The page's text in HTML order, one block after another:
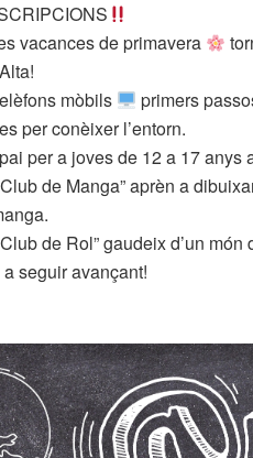
vacances de primavera
mòbils
primers
per conèixer l’entorn.
per a joves de 12 a 17 anys
de Manga” aprèn a
de Rol” gaudeix d’un
seguir avançant!